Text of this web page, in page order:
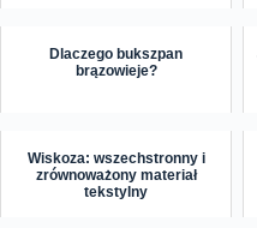
Dlaczego bukszpan
brązowieje?
Wiskoza: wszechstronny i
zrównoważony materiał
tekstylny